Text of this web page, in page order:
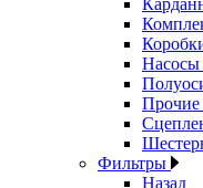
Прочие
Фильтры
Назад